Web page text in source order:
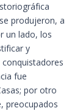
produjeron, a
un lado, los
y
fue
por otro
preocupados